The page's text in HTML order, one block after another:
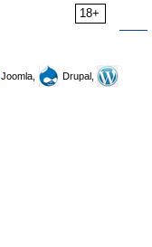
18+
Joomla,
Drupal,